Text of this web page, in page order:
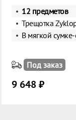
12 предметов
Трещотка
В мягкой сумке-
Под заказ
9 648 ₽